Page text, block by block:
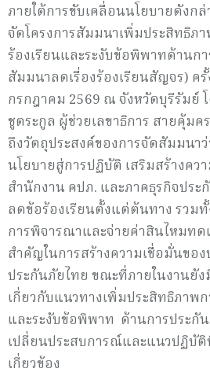
ภายใต้การขับเคลื่อนนโยบายดังก
จัดโครงการสัมมนาเพิ่มประสิทธิภา
ร้องเรียนและระงับข้อพิพาทด้านก
สัมมนาลดเรื่องร้องเรียนสัญจร) ค
กรกฎาคม 2569 ณ จังหวัดบุรีรัมย์
ชูตระกูล ผู้ช่วยเลขาธิการ สายคุ้มค
ถึงวัตถุประสงค์ของการจัดสัมมนา
นโยบายสู่การปฏิบัติ เสริมสร้างคว
สำนักงาน คปภ. และภาคธุรกิจปร
ลดข้อร้องเรียนตั้งแต่ต้นทาง รวม
การพิจารณาและจ่ายค่าสินไหมท
สำคัญในการสร้างความเชื่อมั่นขอ
ประกันภัยไทย ขณะที่ภายในงานยัง
เกี่ยวกับแนวทางเพิ่มประสิทธิภาพก
และระงับข้อพิพาท ด้านการประกั
เปลี่ยนประสบการณ์และแนวปฏิบัติ
เกี่ยวข้อง